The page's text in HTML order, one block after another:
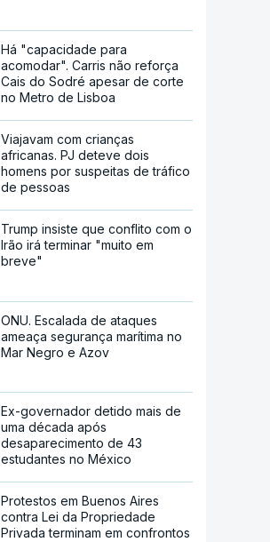
Há "capacidade para
acomodar". Carris não reforça
Cais do Sodré apesar de corte
no Metro de Lisboa
Viajavam com crianças
africanas. PJ deteve dois
homens por suspeitas de tráfico
de pessoas
Trump insiste que conflito com o
Irão irá terminar "muito em
breve"
ONU. Escalada de ataques
ameaça segurança marítima no
Mar Negro e Azov
Ex-governador detido mais de
uma década após
desaparecimento de 43
estudantes no México
Protestos em Buenos Aires
contra Lei da Propriedade
Privada terminam em confrontos